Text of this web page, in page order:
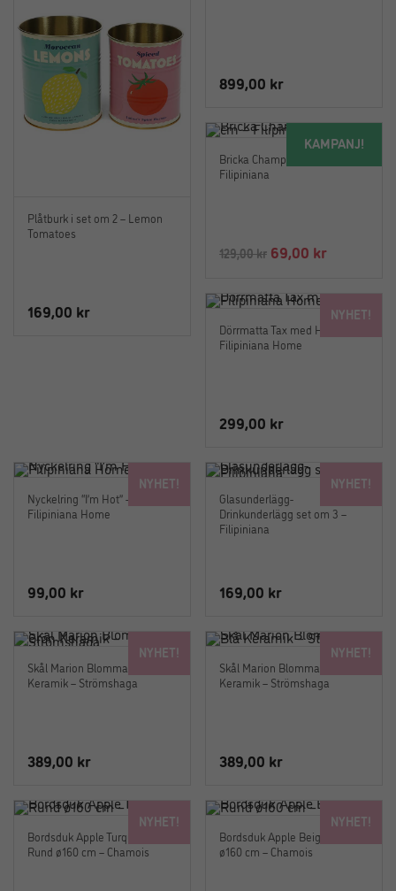
899,00 kr
Plåtburk i set om 2 – Lemon
Tomatoes
169,00 kr
KAMPANJ!
Bricka Champagne 18 x14 cm –
Filipiniana
129,00kr Det
priset
129,00 kr.
69,00 krDet
priset
är:
69,00 kr.
NYHET!
Dörrmatta Tax med Hatt –
Filipiniana Home
299,00 kr
NYHET!
Glasunderlägg-
Drinkunderlägg set om 3 –
Filipiniana
169,00 kr
NYHET!
Nyckelring “I’m Hot” –
Filipiniana Home
99,00 kr
NYHET!
Skål Marion Blomma Stor Blå
Keramik – Strömshaga
389,00 kr
NYHET!
Skål Marion Blomma Stor Grön
Keramik – Strömshaga
389,00 kr
NYHET!
Bordsduk Apple Beige Rund
ø160 cm – Chamois
NYHET!
Bordsduk Apple Turquoise
Rund ø160 cm – Chamois